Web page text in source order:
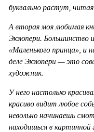
буквально растут, читая
А вторая моя любимая
Экзюпери. Большинство
«Маленького принца», и
деле Экзюпери — это
художник.
У него настолько
красиво видит любое
невольно начинаешь
находишься в картинной